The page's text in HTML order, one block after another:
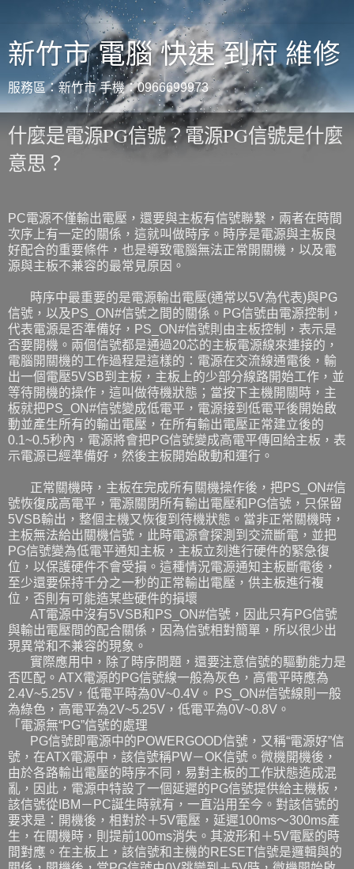
新竹市 電腦 快速 到府 維修
服務區：新竹市 手機：0966699973
什麼是電源PG信號？電源PG信號是什麼
意思？
PC電源不僅輸出電壓，還要與主板有信號聯繫，兩者在時間
次序上有一定的關係，這就叫做時序。時序是電源與主板良
好配合的重要條件，也是導致電腦無法正常開關機，以及電
源與主板不兼容的最常見原因。
時序中最重要的是電源輸出電壓(通常以5V為代表)與PG
信號，以及PS_ON#信號之間的關係。PG信號由電源控制，
代表電源是否準備好，PS_ON#信號則由主板控制，表示是
否要開機。兩個信號都是通過20芯的主板電源線來連接的，
電腦開關機的工作過程是這樣的：電源在交流線通電後，輸
出一個電壓5VSB到主板，主板上的少部分線路開始工作，並
等待開機的操作，這叫做待機狀態；當按下主機開關時，主
板就把PS_ON#信號變成低電平，電源接到低電平後開始啟
動並產生所有的輸出電壓，在所有輸出電壓正常建立後的
0.1~0.5秒內，電源將會把PG信號變成高電平傳回給主板，表
示電源已經準備好，然後主板開始啟動和運行。
正常關機時，主板在完成所有關機操作後，把PS_ON#信
號恢復成高電平，電源關閉所有輸出電壓和PG信號，只保留
5VSB輸出，整個主機又恢復到待機狀態。當非正常關機時，
主板無法給出關機信號，此時電源會探測到交流斷電，並把
PG信號變為低電平通知主板，主板立刻進行硬件的緊急復
位，以保護硬件不會受損。這種情況電源通知主板斷電後，
至少還要保持千分之一秒的正常輸出電壓，供主板進行複
位，否則有可能造某些硬件的損壞
AT電源中沒有5VSB和PS_ON#信號，因此只有PG信號
與輸出電壓間的配合關係，因為信號相對簡單，所以很少出
現異常和不兼容的現象。
實際應用中，除了時序問題，還要注意信號的驅動能力是
否匹配。ATX電源的PG信號線一般為灰色，高電平時應為
2.4V~5.25V，低電平時為0V~0.4V。 PS_ON#信號線則一般
為綠色，高電平為2V~5.25V，低電平為0V~0.8V。
「電源無“PG”信號的處理
PG信號即電源中的POWERGOOD信號，又稱“電源好”信
號，在ATX電源中，該信號稱PW－OK信號。微機開機後，
由於各路輸出電壓的時序不同，易對主板的工作狀態造成混
亂，因此，電源中特設了一個延遲的PG信號提供給主機板，
該信號從IBM－PC誕生時就有，一直沿用至今。對該信號的
要求是：開機後，相對於＋5V電壓，延遲100ms～300ms產
生，在關機時，則提前100ms消失。其波形和＋5V電壓的時
間對應。在主板上，該信號和主機的RESET信號是邏輯與的